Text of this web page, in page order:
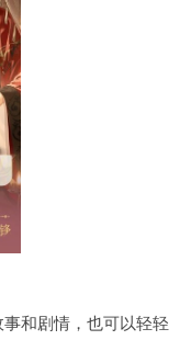
和剧情，也可以轻轻